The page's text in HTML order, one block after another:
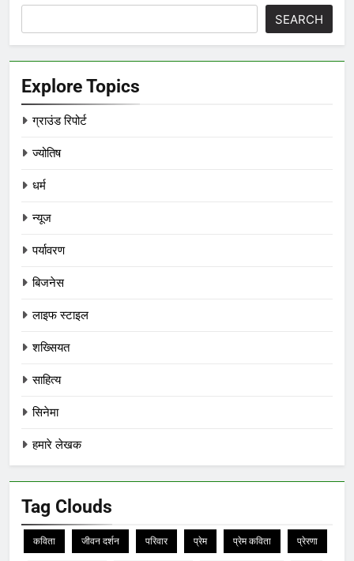
SEARCH
Explore Topics
ग्राउंड रिपोर्ट
ज्योतिष
धर्म
न्यूज
पर्यावरण
बिजनेस
लाइफ स्टाइल
शख्सियत
साहित्य
सिनेमा
हमारे लेखक
Tag Clouds
कविता जीवन दर्शन परिवार प्रेम प्रेम कविता प्रेरणा